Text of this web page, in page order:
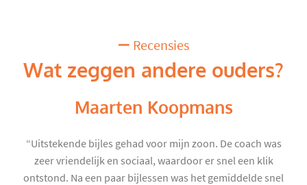
Recensies
Wat zeggen andere ouders?
Maarten Koopmans
“Uitstekende bijles gehad voor mijn zoon. De coach was
zeer vriendelijk en sociaal, waardoor er snel een klik
ontstond. Na een paar bijlessen was het gemiddelde snel